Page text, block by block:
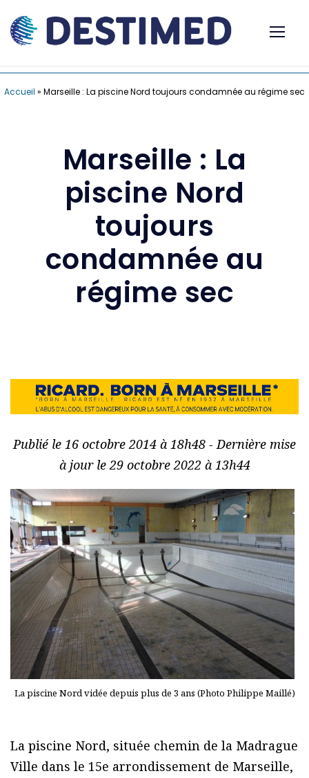
Accueil » Marseille : La piscine Nord toujours condamnée au régime sec
Marseille : La
piscine Nord
toujours
condamnée au
régime sec
Publié le 16 octobre 2014 à 18h48 - Dernière mise
à jour le 29 octobre 2022 à 13h44
La piscine Nord vidée depuis plus de 3 ans (Photo Philippe Maillé)
La piscine Nord, située chemin de la Madrague
Ville dans le 15e arrondissement de Marseille,